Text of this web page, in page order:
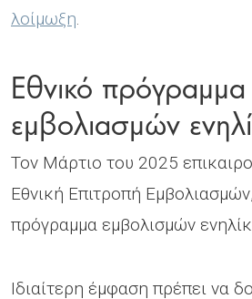
λοίμωξη.
Εθνικό πρόγραμμα
εμβολιασμών
Τον Μάρτιο του 2025
Εθνική Επιτροπή
πρόγραμμα εμβολισμών
Ιδιαίτερη έμφαση πρέπει να